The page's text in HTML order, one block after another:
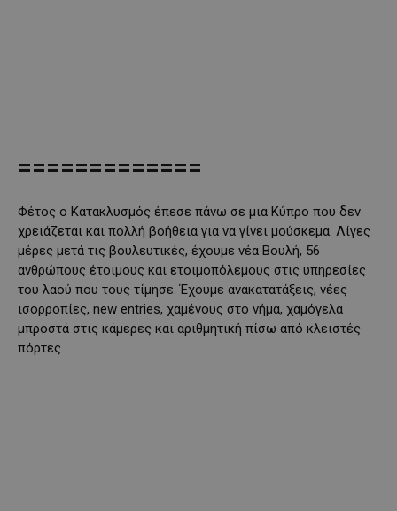
=============
Φέτος ο Κατακλυσμός έπεσε πάνω σε μια Κύπρο που δεν
χρειάζεται και πολλή βοήθεια για να γίνει μούσκεμα. Λίγες
μέρες μετά τις βουλευτικές, έχουμε νέα Βουλή, 56
ανθρώπους έτοιμους και ετοιμοπόλεμους στις υπηρεσίες
του λαού που τους τίμησε. Έχουμε ανακατατάξεις, νέες
ισορροπίες, new entries, χαμένους στο νήμα, χαμόγελα
μπροστά στις κάμερες και αριθμητική πίσω από κλειστές
πόρτες.